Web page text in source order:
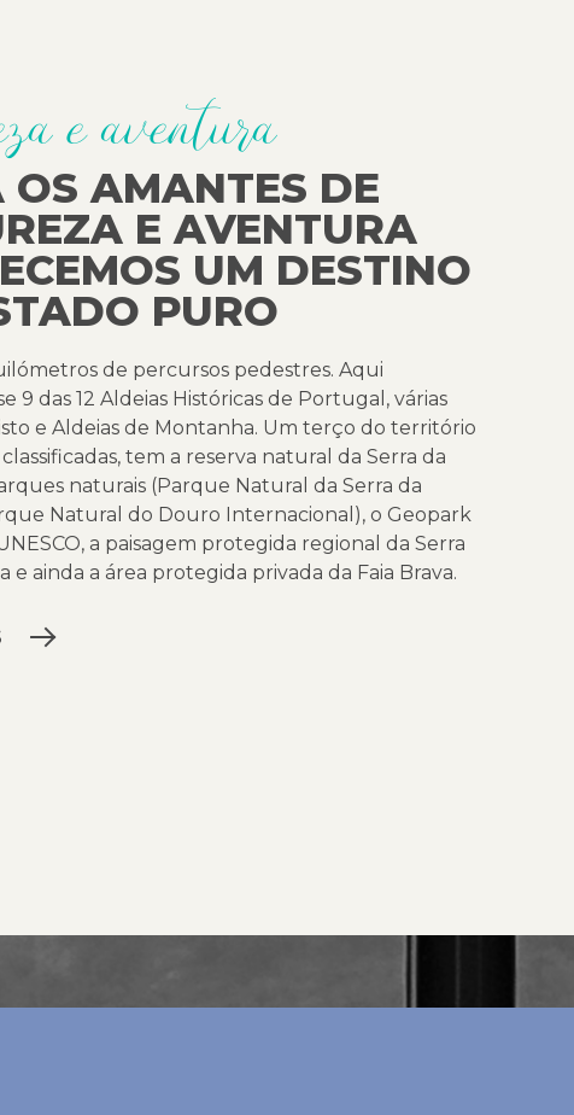
e aventura
OS AMANTES DE
E AVENTURA
UM DESTINO
PURO
de percursos pedestres. Aqui
9 das 12 Aldeias Históricas de Portugal, várias
e Aldeias de Montanha. Um terço do território
tem a reserva natural da Serra da
naturais (Parque Natural da Serra da
Natural do Douro Internacional), o Geopark
a paisagem protegida regional da Serra
e ainda a área protegida privada da Faia Brava.